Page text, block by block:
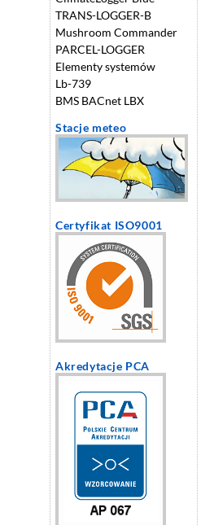
TRANS-LOGGER-B
Mushroom Commander
PARCEL-LOGGER
Elementy systemów
Lb-739
BMS BACnet LBX
Stacje meteo
Certyfikat ISO9001
Akredytacje PCA